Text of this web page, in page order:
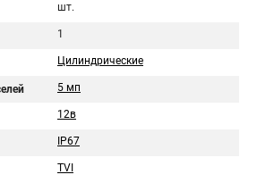
шт.
1
Цилиндрические
5 мп
12в
IP67
TVI